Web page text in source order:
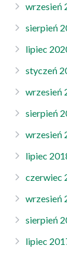
wrzesień
sierpień
lipiec
styczeń
wrzesień
sierpień
wrzesień
lipiec
czerwiec
wrzesień
sierpień
lipiec